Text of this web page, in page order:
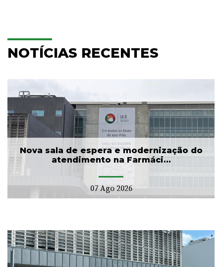
NOTÍCIAS RECENTES
Nova sala de espera e modernização do
atendimento na Farmáci...
07 Ago 2026